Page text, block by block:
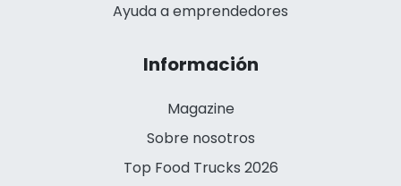
Ayuda a emprendedores
Información
Magazine
Sobre nosotros
Top Food Trucks 2026